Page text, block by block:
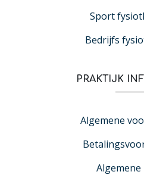
Sport
Bedrijfs
PRAKTIJK
Algemene
Algemene